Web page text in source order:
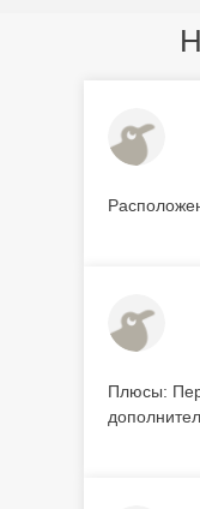
Плюсы: